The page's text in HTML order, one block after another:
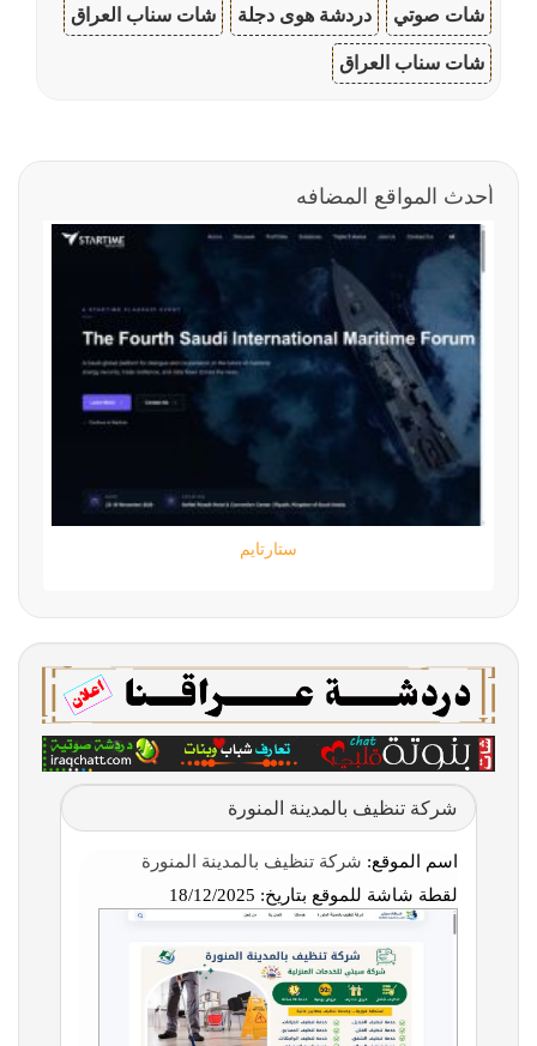
شات صوتي دردشة هوى دجلة شات سناب العراق
شات سناب العراق
أحدث المواقع المضافه
ستارتايم
شركة تنظيف بالمدينة المنورة
اسم الموقع: شركة تنظيف بالمدينة المنورة
لقطة شاشة للموقع بتاريخ: